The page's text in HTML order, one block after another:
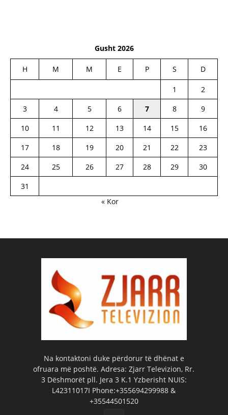
Gusht 2026
H M M E P S D
1
2
3
4 5 6 7 8
9
10
11 12 13 14 15
16
17
18 19 20 21 22
23
24
25 26 27 28 29
30
31
« Kor
Na kontaktoni duke përdorur të dhënat e
ofruara më poshtë. Adresa: Zjarr Televizion, Rr.
3 Dëshmorët pll. Jera 3 K.1 Yzberisht NUIS:
L42311017I Phone:+355694299988 &
+35544501520